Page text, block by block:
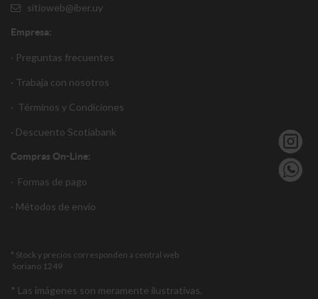
sitioweb@iber.uy
Empresa:
· Preguntas frecuentes
· Trabaja con nosotros
· Términos y Condiciones
· Descuento Scotiabank
Compras On-Line:
· Formas de pago
· Métodos de envío
* Stock y precios corresponden a central web
Soriano 1249
* Las imágenes son meramente ilustrativas.